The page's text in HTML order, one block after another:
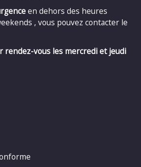
en dehors des heures
, vous pouvez contacter le
rendez-vous les mercredi et jeudi